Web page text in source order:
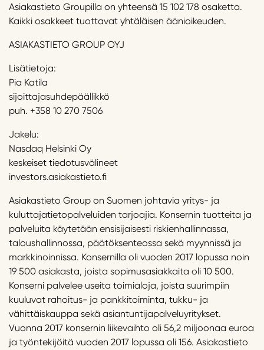
Asiakastieto Groupilla on yhteensä 15 102 178 osaketta.
Kaikki osakkeet tuottavat yhtäläisen äänioikeuden.
ASIAKASTIETO GROUP OYJ
Lisätietoja:
Pia Katila
sijoittajasuhdepäällikkö
puh. +358 10 270 7506
Jakelu:
Nasdaq Helsinki Oy
keskeiset tiedotusvälineet
investors.asiakastieto.fi
Asiakastieto Group on Suomen johtavia yritys- ja
kuluttajatietopalveluiden tarjoajia. Konsernin tuotteita ja
palveluita käytetään ensisijaisesti riskienhallinnassa,
taloushallinnossa, päätöksenteossa sekä myynnissä ja
markkinoinnissa. Konsernilla oli vuoden 2017 lopussa noin
19 500 asiakasta, joista sopimusasiakkaita oli 10 500.
Konserni palvelee useita toimialoja, joista suurimpiin
kuuluvat rahoitus- ja pankkitoiminta, tukku- ja
vähittäiskauppa sekä asiantuntijapalveluyritykset.
Vuonna 2017 konsernin liikevaihto oli 56,2 miljoonaa euroa
ja työntekijöitä vuoden 2017 lopussa oli 156. Asiakastieto